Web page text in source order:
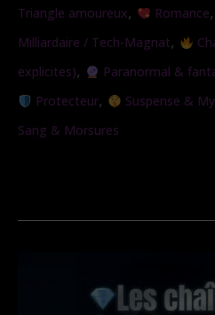
Triangle amoureux, Romance,
Milliardaire / Tech-Magnat,
explicites), Paranormal &
Protecteur, Suspense &
Sang & Morsures